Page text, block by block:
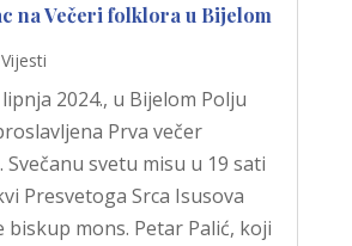
na Večeri folklora u Bijelom
Vijesti
2024., u Bijelom Polju
Prva večer
svetu misu u 19 sati
Presvetoga Srca Isusova
biskup mons. Petar Palić, koji